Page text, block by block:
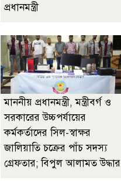
প্রধানমন্ত্রী
মাননীয় প্রধানমন্ত্রী, মন্ত্রীবর্গ ও
সরকারের উচ্চপর্যায়ের
কর্মকর্তাদের সিল-স্বাক্ষর
জালিয়াতি চক্রের পাঁচ সদস্য
গ্রেফতার; বিপুল আলামত উদ্ধার